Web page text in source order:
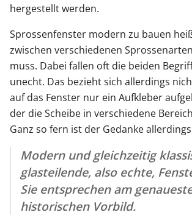
Anmelden / Registrieren
Kontakt / Hilfe
hergestellt werden.
Sprossenfenster modern zu bauen
zwischen verschiedenen
muss. Dabei fallen oft die beiden
unecht. Das bezieht sich allerdings
auf das Fenster nur ein Aufkleber
der die Scheibe in verschiedene
Ganz so fern ist der Gedanke
Modern und gleichzeitig
glasteilende, also echte,
Sie entsprechen am
historischen Vorbild.